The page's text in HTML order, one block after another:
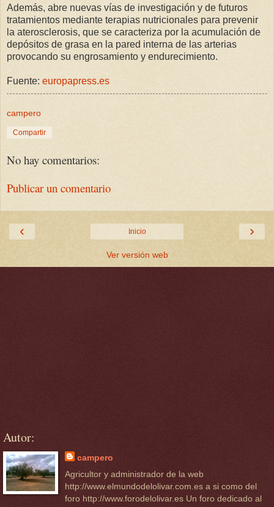
Además, abre nuevas vías de investigación y de futuros
tratamientos mediante terapias nutricionales para prevenir
la aterosclerosis, que se caracteriza por la acumulación de
depósitos de grasa en la pared interna de las arterias
provocando su engrosamiento y endurecimiento.
Fuente: europapress.es
campero
Compartir
No hay comentarios:
Publicar un comentario
‹ ›
Inicio
Ver versión web
Autor:
campero
Agricultor y administrador de la web
http://www.elmundodelolivar.com.es a si como del
foro http://www.forodelolivar.es Un foro dedicado al